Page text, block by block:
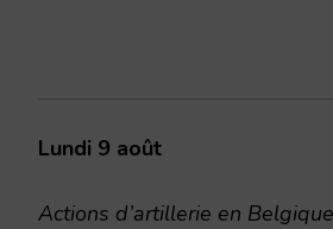
Lundi 9 août
Actions d’artillerie en